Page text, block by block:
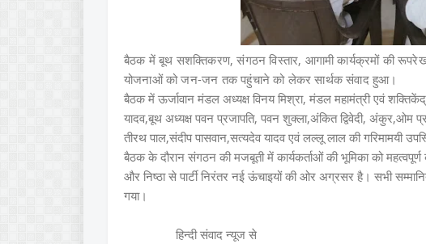
बैठक में बूथ सशक्तिकरण, संगठन विस्तार, आगामी कार्यक्रमों की
योजनाओं को जन-जन तक पहुंचाने को लेकर सार्थक संवाद हुआ।
बैठक में ऊर्जावान मंडल अध्यक्ष विनय मिश्रा, मंडल महामंत्री एवं
यादव,बूथ अध्यक्ष पवन प्रजापति, पवन शुक्ला,अंकित द्विवेदी, अंकुर,ओम
तीरथ पाल,संदीप पासवान,सत्यदेव यादव एवं लल्लू लाल की गरिमामयी
बैठक के दौरान संगठन की मजबूती में कार्यकर्ताओं की भूमिका को
और निष्ठा से पार्टी निरंतर नई ऊंचाइयों की ओर अग्रसर है। सभी
गया।
हिन्दी संवाद न्यूज से